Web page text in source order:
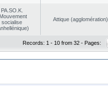
PA.SO.K.
socialise
Αttique (agglomération)
Records: 1 - 10 from 32 - Pages: